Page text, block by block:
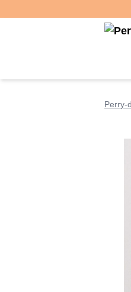
Perry-